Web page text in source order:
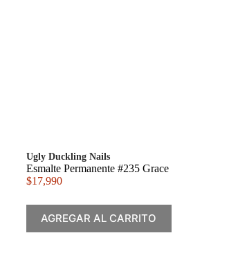
Ugly Duckling Nails
Esmalte Permanente #235 Grace
$17,990
AGREGAR AL CARRITO